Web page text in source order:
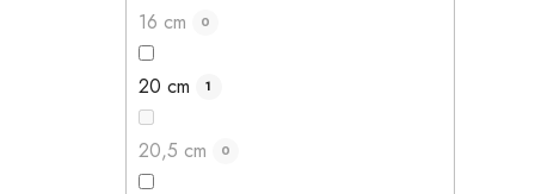
16 cm 0
20 cm 1
20,5 cm 0